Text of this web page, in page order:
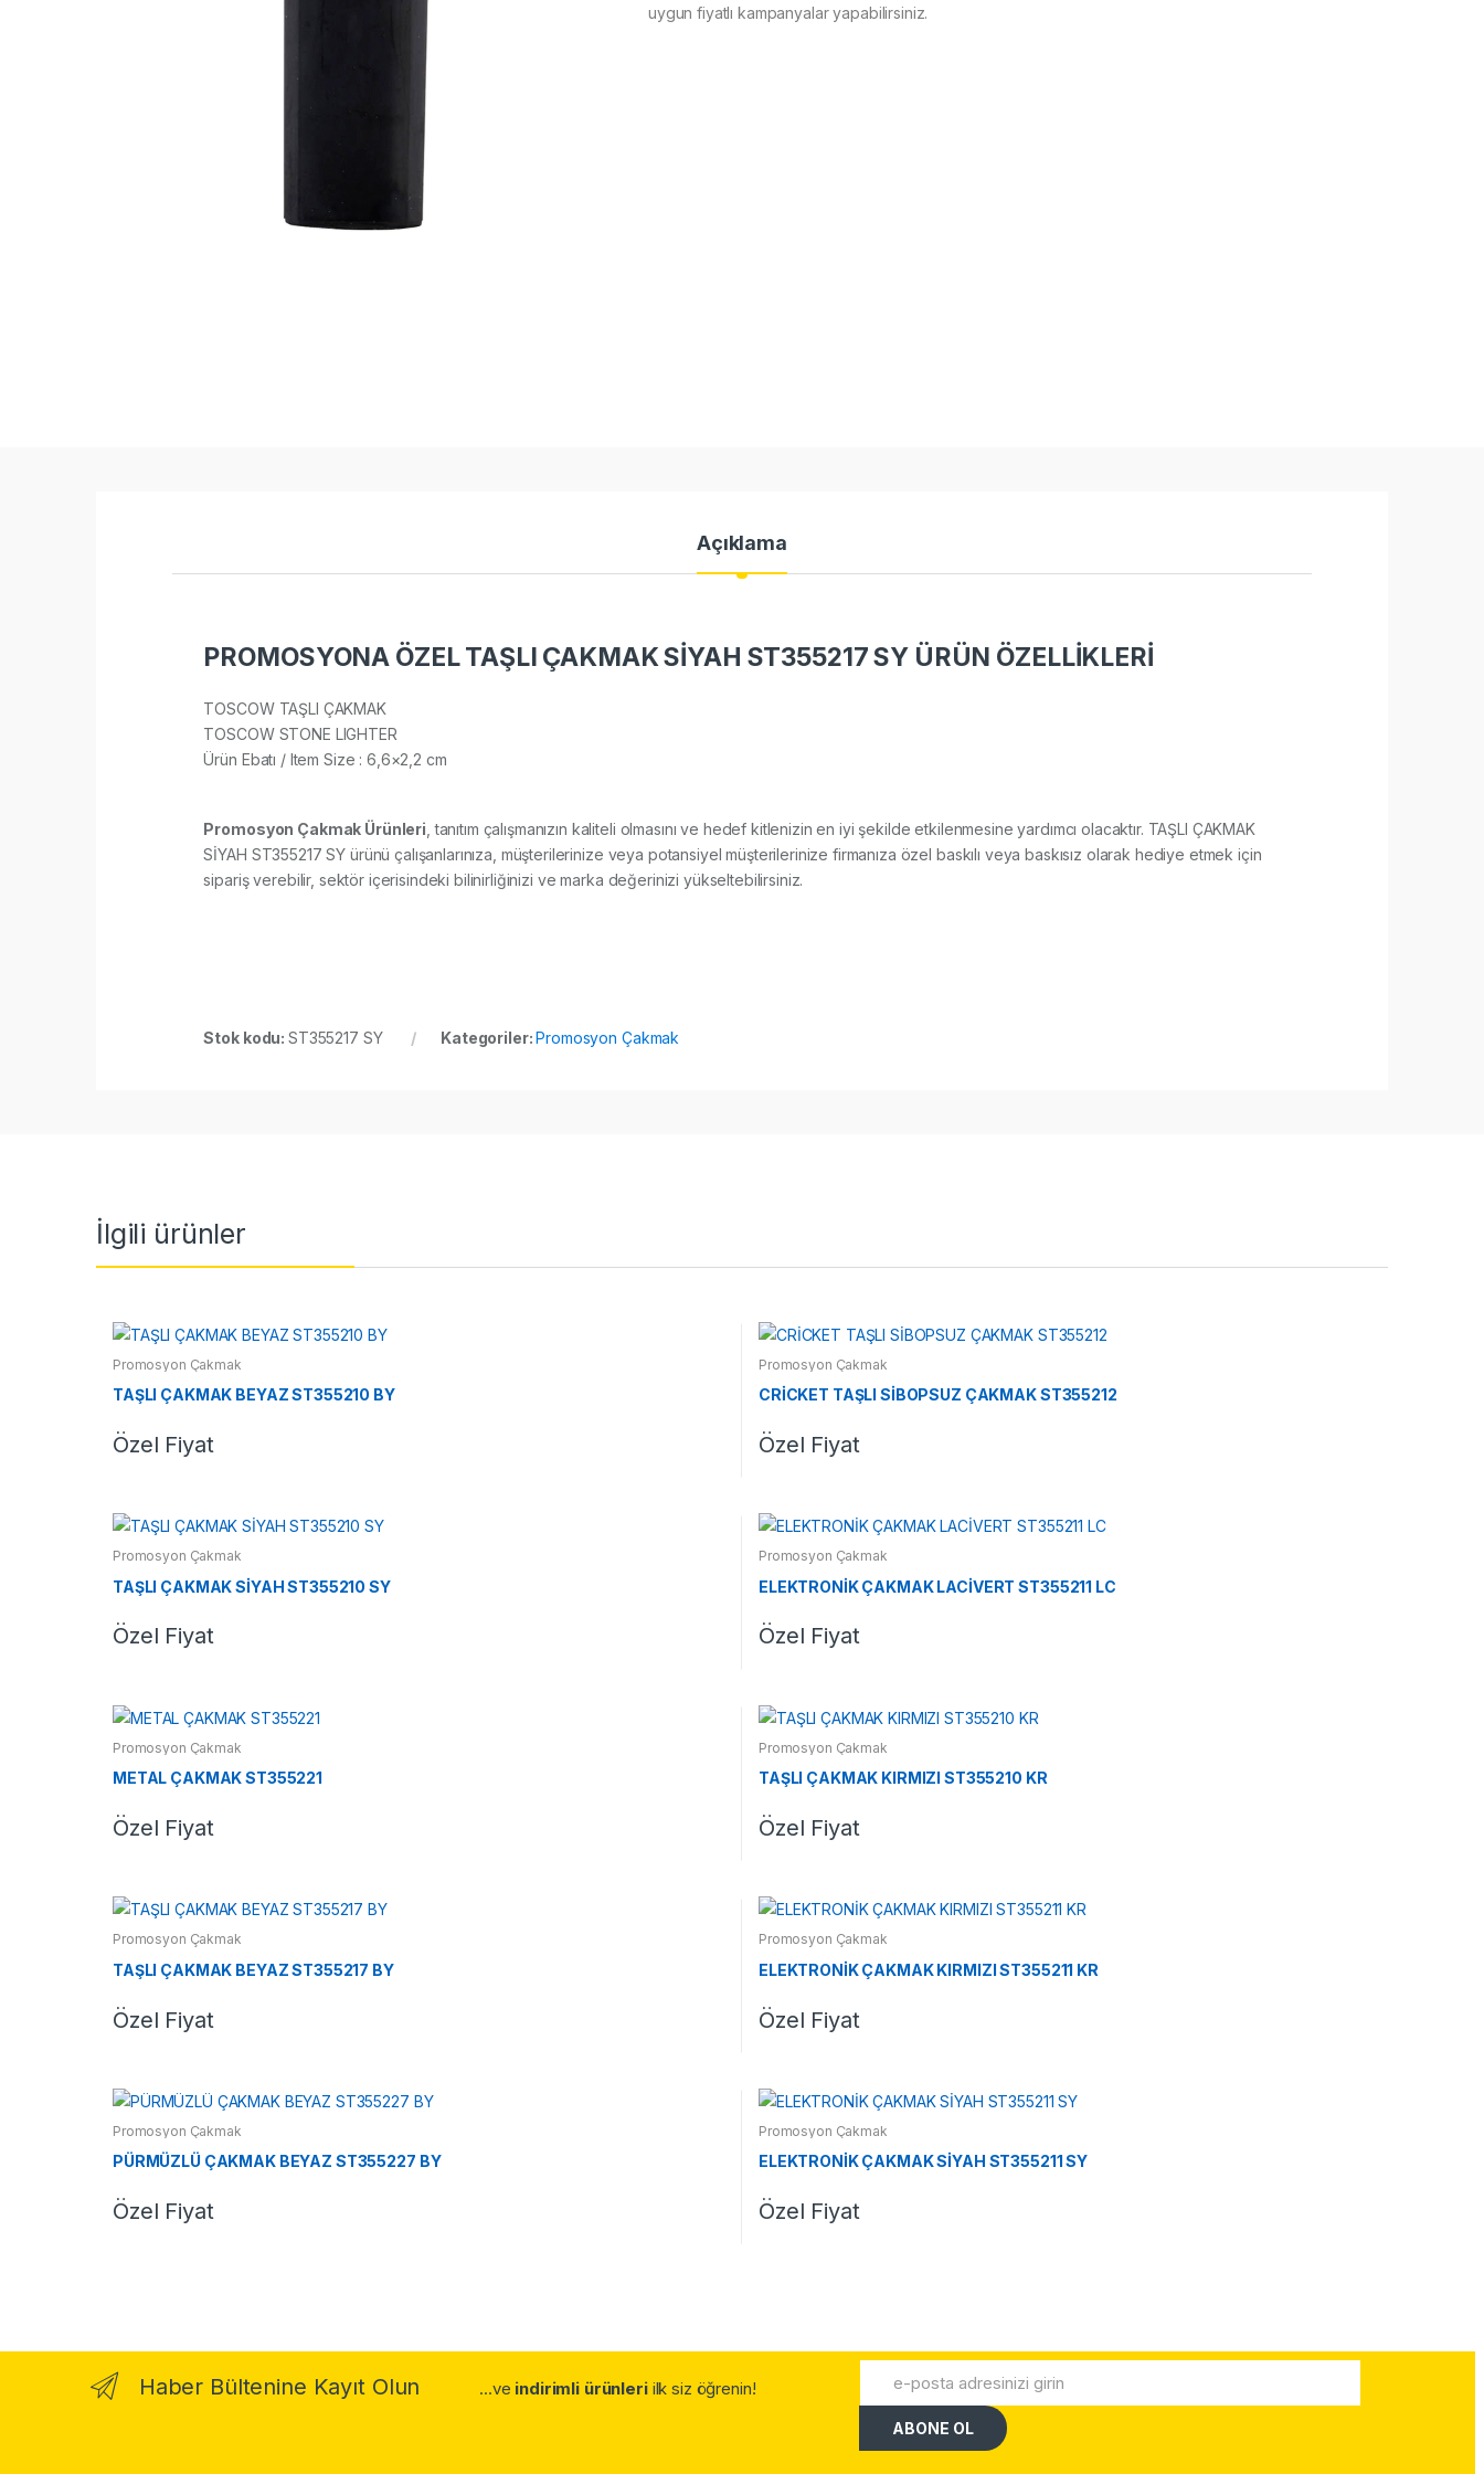
uygun fiyatlı kampanyalar yapabilirsiniz.
Açıklama
PROMOSYONA ÖZEL TAŞLI ÇAKMAK SİYAH ST355217 SY ÜRÜN ÖZELLİKLERİ
TOSCOW TAŞLI ÇAKMAK
TOSCOW STONE LIGHTER
Ürün Ebatı / Item Size : 6,6×2,2 cm
Promosyon Çakmak Ürünleri , tanıtım çalışmanızın kaliteli olmasını ve hedef kitlenizin en iyi şekilde etkilenmesine yardımcı olacaktır. TAŞLI ÇAKMAK
SİYAH ST355217 SY ürünü çalışanlarınıza, müşterilerinize veya potansiyel müşterilerinize firmanıza özel baskılı veya baskısız olarak hediye etmek için
sipariş verebilir, sektör içerisindeki bilinirliğinizi ve marka değerinizi yükseltebilirsiniz.
Stok kodu: ST355217 SY Kategoriler:Promosyon Çakmak
İlgili ürünler
Promosyon Çakmak
TAŞLI ÇAKMAK BEYAZ ST355210 BY
Özel Fiyat
Promosyon Çakmak
CRİCKET TAŞLI SİBOPSUZ ÇAKMAK ST355212
Özel Fiyat
Promosyon Çakmak
TAŞLI ÇAKMAK SİYAH ST355210 SY
Özel Fiyat
Promosyon Çakmak
ELEKTRONİK ÇAKMAK LACİVERT ST355211 LC
Özel Fiyat
Promosyon Çakmak
METAL ÇAKMAK ST355221
Özel Fiyat
Promosyon Çakmak
TAŞLI ÇAKMAK KIRMIZI ST355210 KR
Özel Fiyat
Promosyon Çakmak
TAŞLI ÇAKMAK BEYAZ ST355217 BY
Özel Fiyat
Promosyon Çakmak
ELEKTRONİK ÇAKMAK KIRMIZI ST355211 KR
Özel Fiyat
Promosyon Çakmak
PÜRMÜZLÜ ÇAKMAK BEYAZ ST355227 BY
Özel Fiyat
Promosyon Çakmak
ELEKTRONİK ÇAKMAK SİYAH ST355211 SY
Özel Fiyat
Haber Bültenine Kayıt Olun ...ve indirimli ürünleriilk siz öğrenin!